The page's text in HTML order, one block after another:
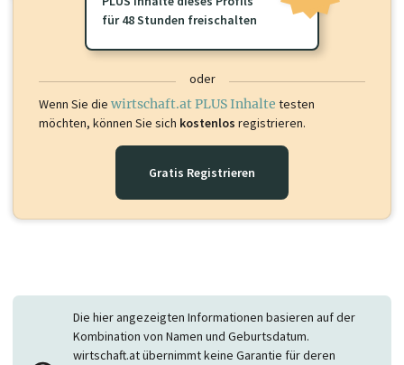
für 48 Stunden freischalten
oder
Wenn Sie die wirtschaft.at PLUS Inhalte testen
möchten, können Sie sich kostenlos registrieren.
Gratis Registrieren
Die hier angezeigten Informationen basieren auf der
Kombination von Namen und Geburtsdatum.
wirtschaft.at übernimmt keine Garantie für deren